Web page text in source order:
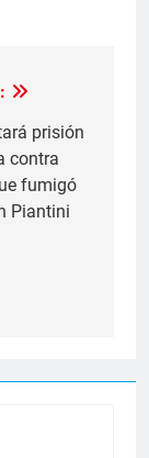
prisión
contra
fumigó
Piantini